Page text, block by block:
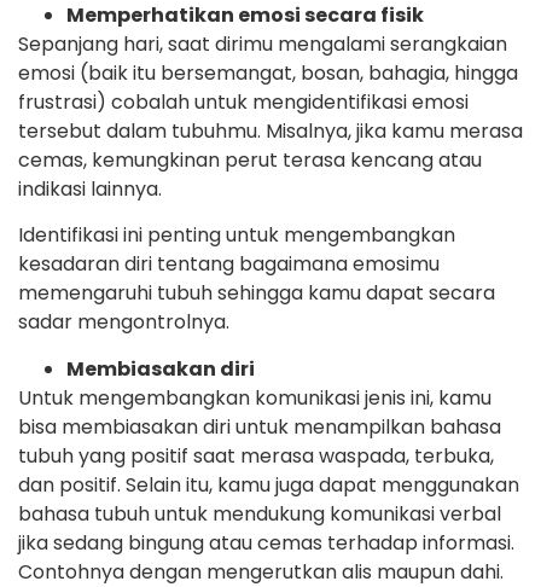
Memperhatikan emosi secara fisik
Sepanjang hari, saat dirimu mengalami serangkaian
emosi (baik itu bersemangat, bosan, bahagia, hingga
frustrasi) cobalah untuk mengidentifikasi emosi
tersebut dalam tubuhmu. Misalnya, jika kamu merasa
cemas, kemungkinan perut terasa kencang atau
indikasi lainnya.
Identifikasi ini penting untuk mengembangkan
kesadaran diri tentang bagaimana emosimu
memengaruhi tubuh sehingga kamu dapat secara
sadar mengontrolnya.
Membiasakan diri
Untuk mengembangkan komunikasi jenis ini, kamu
bisa membiasakan diri untuk menampilkan bahasa
tubuh yang positif saat merasa waspada, terbuka,
dan positif. Selain itu, kamu juga dapat menggunakan
bahasa tubuh untuk mendukung komunikasi verbal
jika sedang bingung atau cemas terhadap informasi.
Contohnya dengan mengerutkan alis maupun dahi.